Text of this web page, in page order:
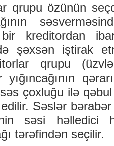
qrupu özünün
kreditordan
şəxsən iştirak
qrupu
çoxluğu ilə
Səslər
səsi
tərəfindən seçilir.